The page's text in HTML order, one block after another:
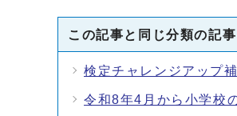
この記事と同じ分類の記事
検定チャレンジアップ
令和8年4月から小学校